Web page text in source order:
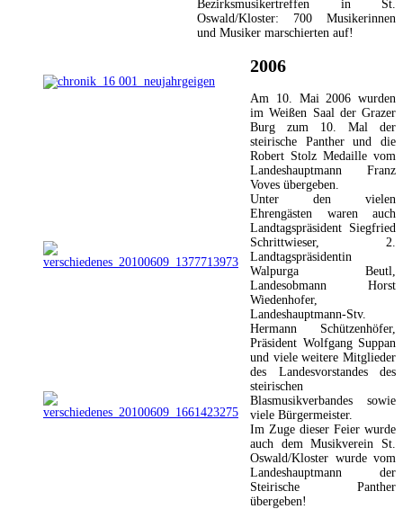
Bezirksmusikertreffen in St.
Oswald/Kloster: 700 Musikerinnen
und Musiker marschierten auf!
2006
Am 10. Mai 2006 wurden
im Weißen Saal der Grazer
Burg zum 10. Mal der
steirische Panther und die
Robert Stolz Medaille vom
Landeshauptmann Franz
Voves übergeben.
Unter den vielen
Ehrengästen waren auch
Landtagspräsident Siegfried
Schrittwieser, 2.
Landtagspräsidentin
Walpurga Beutl,
Landesobmann Horst
Wiedenhofer,
Landeshauptmann-Stv.
Hermann Schützenhöfer,
Präsident Wolfgang Suppan
und viele weitere Mitglieder
des Landesvorstandes des
steirischen
Blasmusikverbandes sowie
viele Bürgermeister.
Im Zuge dieser Feier wurde
auch dem Musikverein St.
Oswald/Kloster wurde vom
Landeshauptmann der
Steirische Panther
übergeben!